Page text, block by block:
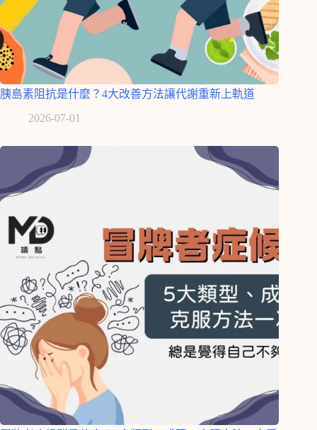
胰島素阻抗是什麼？4大改善方法讓代謝重新上軌道
2026-07-01